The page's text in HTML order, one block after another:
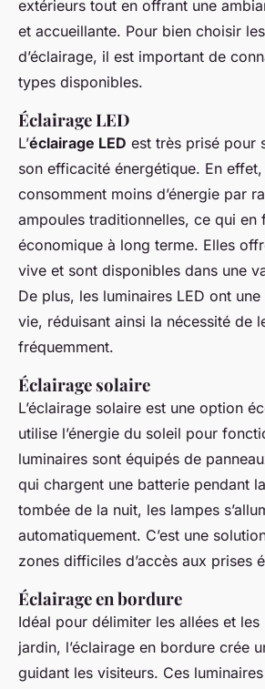
extérieurs tout en offrant une
et accueillante. Pour bien choisir
d’éclairage, il est important de
types disponibles.
Éclairage LED
L’éclairage LED est très prisé pour
son efficacité énergétique. En
consomment moins d’énergie par
ampoules traditionnelles, ce qui en
économique à long terme. Elles
vive et sont disponibles dans une
De plus, les luminaires LED ont
vie, réduisant ainsi la nécessité de
fréquemment.
Éclairage solaire
L’éclairage solaire est une option
utilise l’énergie du soleil pour
luminaires sont équipés de
qui chargent une batterie pendant
tombée de la nuit, les lampes
automatiquement. C’est une
zones difficiles d’accès aux prises
Éclairage en bordure
Idéal pour délimiter les allées et
jardin, l’éclairage en bordure crée
guidant les visiteurs. Ces